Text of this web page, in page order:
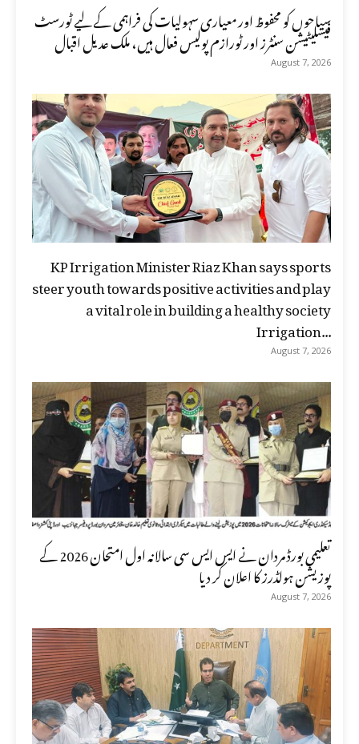
سیاحوں کو محفوظ اور معیاری سہولیات کی فراہمی کے لیے ٹورسٹ
فیسلیٹیشن سنٹرز اور ٹورازم پولیس فعال ہیں، ملک عدیل اقبال
August 7, 2026
KP Irrigation Minister Riaz Khan says sports
steer youth towards positive activities and play
a vital role in building a healthy society
Irrigation...
August 7, 2026
تعلیمی بورڈ مردان نے ایس ایس سی سالانہ اول امتحان 2026 کے
پوزیشن ہولڈرز کا اعلان کر دیا
August 7, 2026